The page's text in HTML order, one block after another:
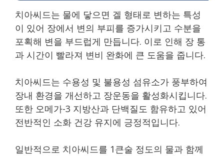
치아씨드는 물에 닿으면 겔 형태로 변하는 특성
이 있어 장에서 변의 부피를 증가시키고 수분을
포획해 변을 부드럽게 만듭니다. 이로 인해 장 통
과 시간이 빨라져 변비 완화에 큰 도움을 줍니다.
치아씨드는 수용성 및 불용성 섬유소가 풍부하여
장내 환경을 개선하고 장운동을 활성화시킵니다.
또한 오메가-3 지방산과 단백질도 함유하고 있어
전반적인 소화 건강 유지에 긍정적입니다.
일반적으로 치아씨드를 1큰술 정도의 물과 함께